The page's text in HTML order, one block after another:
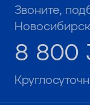
Звоните,
8 800